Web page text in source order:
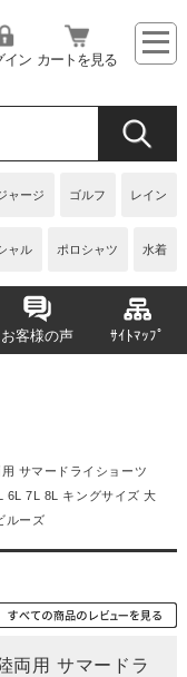
ャージ ゴルフ レイン
ャル ポロシャツ 水着
イン カートを見る
お客様の声 ｻｲﾄﾏｯﾌﾟ
サマードライショーツ
6L 7L 8L キングサイズ 大
ルーズ
両用 サマードラ